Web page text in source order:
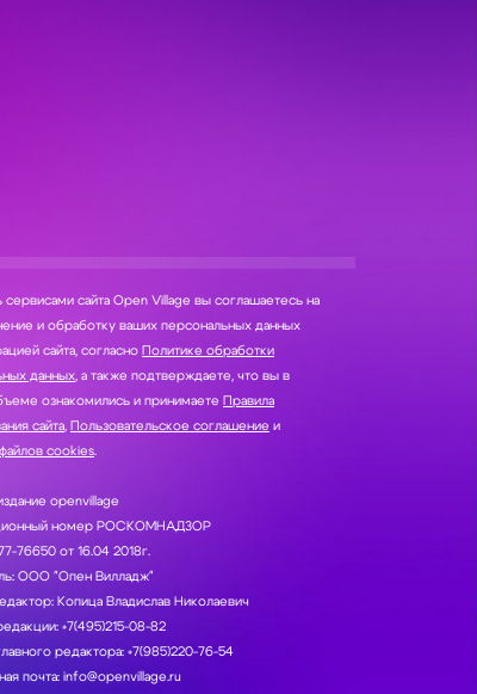
сервисами сайта Open Village вы соглашаетесь на
сайта, согласно Политике обработки
данных , а также подтверждаете, что вы в
ознакомились и принимаете Правила
сайта Пользовательское соглашение и
cookies.
openvillage
номер РОСКОМНАДЗОР
76650 от 16.04 2018г.
ООО "Опен Вилладж"
Копица Владислав Николаевич
+7(495)215-08-82
редактора: +7(985)220-76-54
почта: info@openvillage.ru